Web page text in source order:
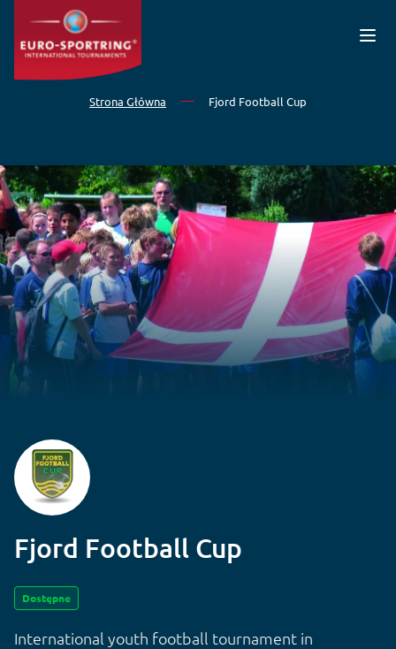
Przejdź do treści
Strona Główna Fjord Football Cup
Fjord Football Cup
Dostępne
International youth football tournament in